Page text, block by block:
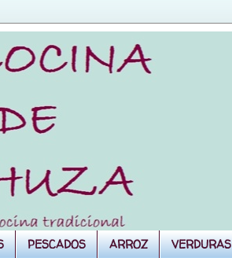
PESCADOS ARROZ VERDURAS